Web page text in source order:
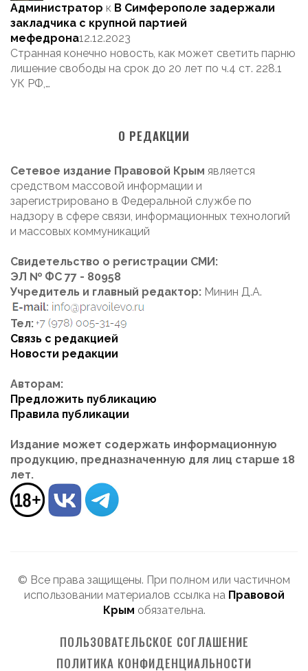
Администратор к В Симферополе задержали
закладчика с крупной партией
мефедрона12.12.2023
Странная конечно новость, как может светить парню
лишение свободы на срок до 20 лет по ч.4 ст. 228.1
УК РФ,…
О РЕДАКЦИИ
Сетевое издание Правовой Крым является
средством массовой информации и
зарегистрировано в Федеральной службе по
надзору в сфере связи, информационных технологий
и массовых коммуникаций
Свидетельство о регистрации СМИ:
ЭЛ № ФС 77 - 80958
Учредитель и главный редактор: Минин Д.А.
Тел:
Связь с редакцией
Новости редакции
Авторам:
Предложить публикацию
Правила публикации
Издание может содержать информационную
продукцию, предназначенную для лиц старше 18
лет.
© Все права защищены. При полном или частичном
использовании материалов ссылка на Правовой
Крым обязательна.
ПОЛЬЗОВАТЕЛЬСКОЕ СОГЛАШЕНИЕ
ПОЛИТИКА КОНФИДЕНЦИАЛЬНОСТИ